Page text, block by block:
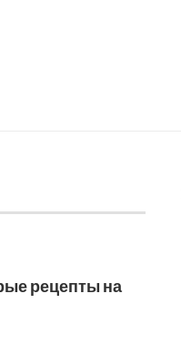
рецепты на